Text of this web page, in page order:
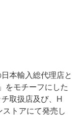
本輸入総代理店と
をモチーフにした
取扱店及び、H
トアにて発売し